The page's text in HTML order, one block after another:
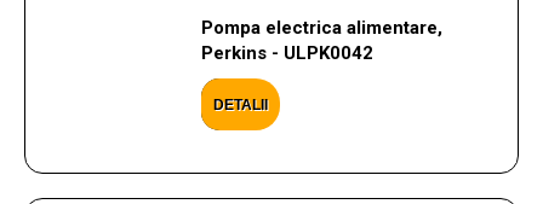
Pompa electrica alimentare,
Perkins - ULPK0042
DETALII